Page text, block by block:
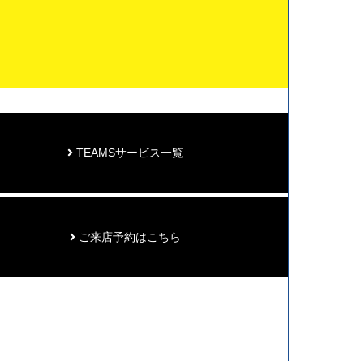
TEAMSサービス一覧
ご来店予約はこちら